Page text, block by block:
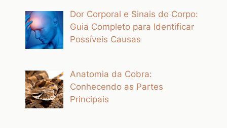
Dor Corporal e Sinais do Corpo:
Guia Completo para Identificar
Possíveis Causas
Anatomia da Cobra:
Conhecendo as Partes
Principais